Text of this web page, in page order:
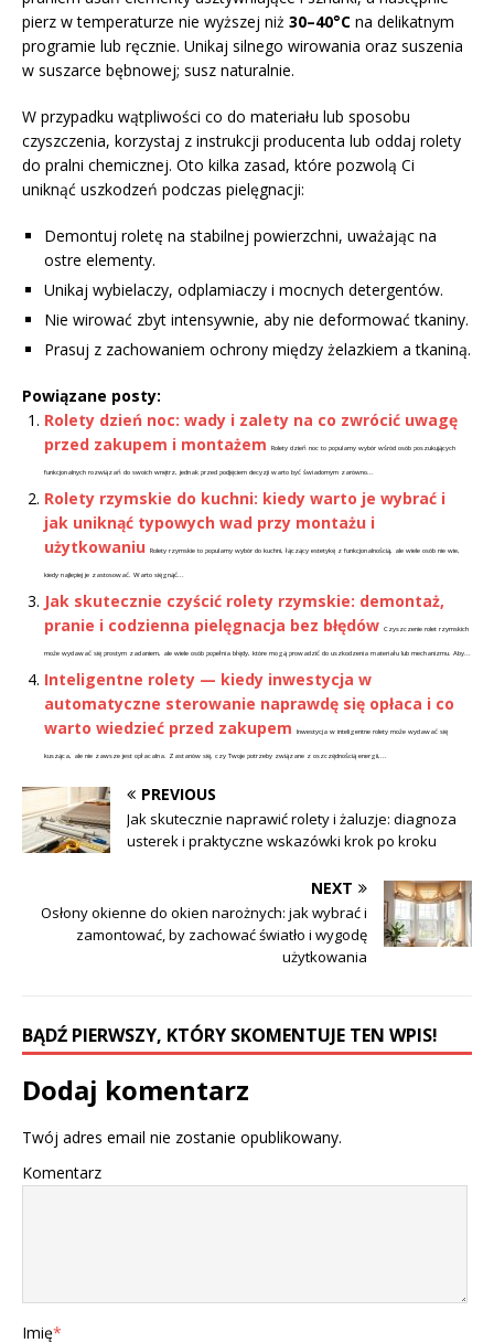
pierz w temperaturze nie wyższej niż 30–40°C na delikatnym
programie lub ręcznie. Unikaj silnego wirowania oraz suszenia
w suszarce bębnowej; susz naturalnie.
W przypadku wątpliwości co do materiału lub sposobu
czyszczenia, korzystaj z instrukcji producenta lub oddaj rolety
do pralni chemicznej. Oto kilka zasad, które pozwolą Ci
uniknąć uszkodzeń podczas pielęgnacji:
Demontuj roletę na stabilnej powierzchni, uważając na
ostre elementy.
Unikaj wybielaczy, odplamiaczy i mocnych detergentów.
Nie wirować zbyt intensywnie, aby nie deformować tkaniny.
Prasuj z zachowaniem ochrony między żelazkiem a tkaniną.
Powiązane posty:
Rolety dzień noc: wady i zalety na co zwrócić uwagę
przed zakupem i montażem
Rolety dzień noc to popularny wybór wśród osób poszukujących
funkcjonalnych rozwiązań do swoich wnętrz, jednak przed podjęciem decyzji warto być świadomym zarówno...
Rolety rzymskie do kuchni: kiedy warto je wybrać i
jak uniknąć typowych wad przy montażu i
użytkowaniu
Rolety rzymskie to popularny wybór do kuchni, łączący estetykę z funkcjonalnością, ale wiele osób nie wie,
kiedy najlepiej je zastosować. Warto sięgnąć...
Jak skutecznie czyścić rolety rzymskie: demontaż,
pranie i codzienna pielęgnacja bez błędów Czyszczenie rolet rzymskich
może wydawać się prostym zadaniem, ale wiele osób popełnia błędy, które mogą prowadzić do uszkodzenia materiału lub mechanizmu. Aby...
Inteligentne rolety — kiedy inwestycja w
automatyczne sterowanie naprawdę się opłaca i co
warto wiedzieć przed zakupem
Inwestycja w inteligentne rolety może wydawać się
kusząca, ale nie zawsze jest opłacalna. Zastanów się, czy Twoje potrzeby związane z oszczędnością energii,...
PREVIOUS
Jak skutecznie naprawić rolety i żaluzje: diagnoza
usterek i praktyczne wskazówki krok po kroku
NEXT
Osłony okienne do okien narożnych: jak wybrać i
zamontować, by zachować światło i wygodę
użytkowania
BĄDŹ PIERWSZY, KTÓRY SKOMENTUJE TEN WPIS!
Dodaj komentarz
Twój adres email nie zostanie opublikowany.
Komentarz
Imię*